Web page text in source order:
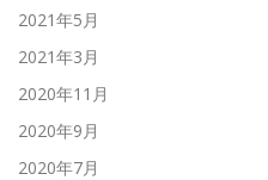
2021年5月
2021年3月
2020年11月
2020年9月
2020年7月